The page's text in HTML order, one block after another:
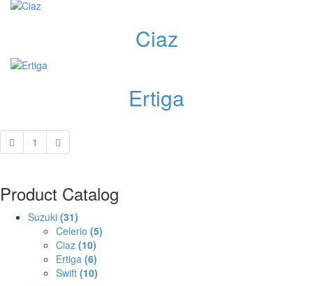
Ciaz
Ertiga
1
Product Catalog
Suzuki (31)
Celerio (5)
Ciaz (10)
Ertiga (6)
Swift (10)